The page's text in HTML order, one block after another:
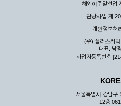
해외이주알선업
관광사업 제
개인정보처
(주) 플러스커
대표: 남
사업자등록번호
서울특별시 강남구
12층